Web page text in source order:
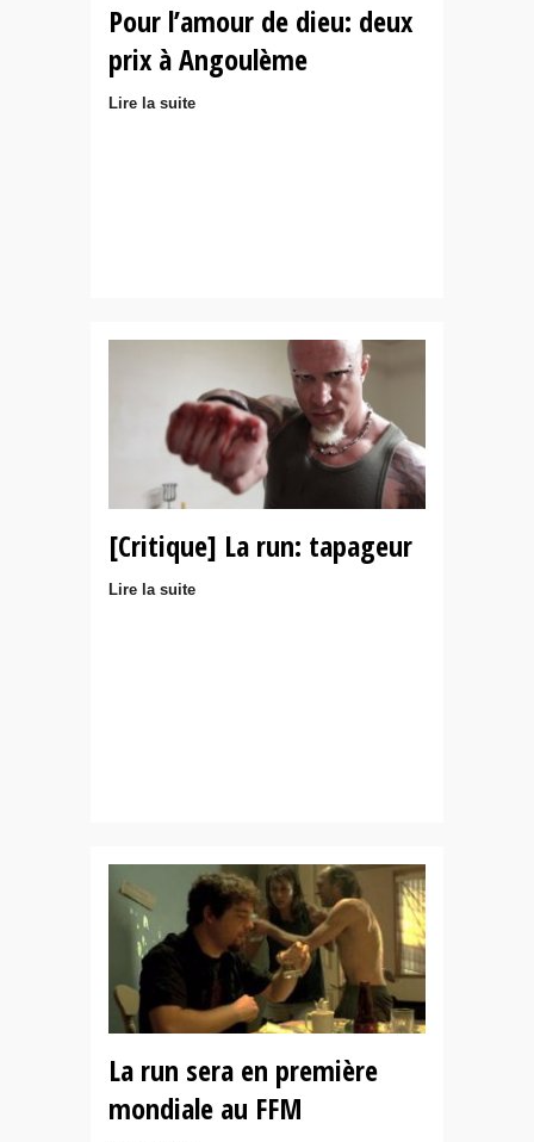
Pour l’amour de dieu: deux
prix à Angoulème
Lire la suite
[Critique] La run: tapageur
Lire la suite
La run sera en première
mondiale au FFM